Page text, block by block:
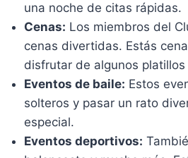
una noche de citas rápidas.
Cenas: Los miembros del
cenas divertidas. Estás
disfrutar de algunos
Eventos de baile: Estos
solteros y pasar un rato
especial.
Eventos deportivos: